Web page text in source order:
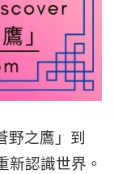
OFFICE
BEEN
TO
STARRY
本
｜
星
空
字
博
野之鷹」到
新認識世界。